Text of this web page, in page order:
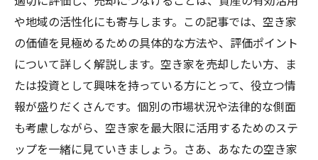
や地域の活性化にも寄与します。この記事では、空き家
の価値を見極めるための具体的な方法や、評価ポイント
について詳しく解説します。空き家を売却したい方、ま
たは投資として興味を持っている方にとって、役立つ情
報が盛りだくさんです。個別の市場状況や法律的な側面
も考慮しながら、空き家を最大限に活用するためのステ
ップを一緒に見ていきましょう。さあ、あなたの空き家